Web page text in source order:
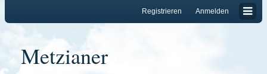
Anmelden
Registrieren
Metzianer